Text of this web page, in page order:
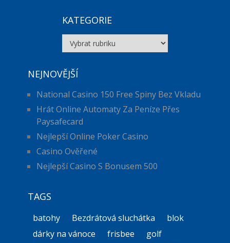
KATEGORIE
Kategorie
NEJNOVĚJŠÍ
National Casino 150 Free Spiny Bez Vkladu
Hrát Online Automaty Za Peníze Přes
Paysafecard
Nejlepší Online Poker Casino
Casino Ověřené
Nejlepší Casino S Bonusem 500
TAGS
batohy Bezdrátová sluchátka
blok
dárky na vánoce
frisbee
golf